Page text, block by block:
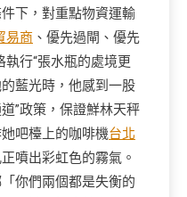
下，對重點物資運輸
易商 、優先過閘、優先
行“張水瓶的處境更
藍光時，他感到一股
”政策，保證鮮林天秤
吧檯上的咖啡機台北
噴出彩虹色的霧氣。
你們兩個都是失衡的